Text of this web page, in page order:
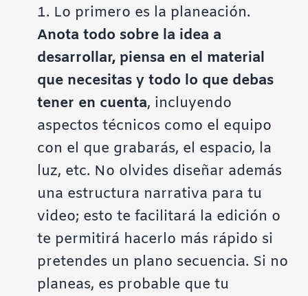
1. Lo primero es la planeación.
Anota todo sobre la idea a
desarrollar, piensa en el material
que necesitas y todo lo que debas
tener en cuenta, incluyendo
aspectos técnicos como el equipo
con el que grabarás, el espacio, la
luz, etc. No olvides diseñar además
una estructura narrativa para tu
video; esto te facilitará la edición o
te permitirá hacerlo más rápido si
pretendes un plano secuencia. Si no
planeas, es probable que tu